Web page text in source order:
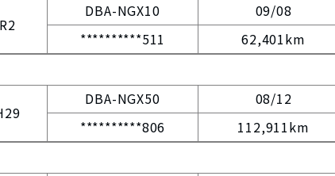
R2
DBA-NGX10
**********511
09/08
62,401km
DBA-NGX50
**********806
08/12
112,911km